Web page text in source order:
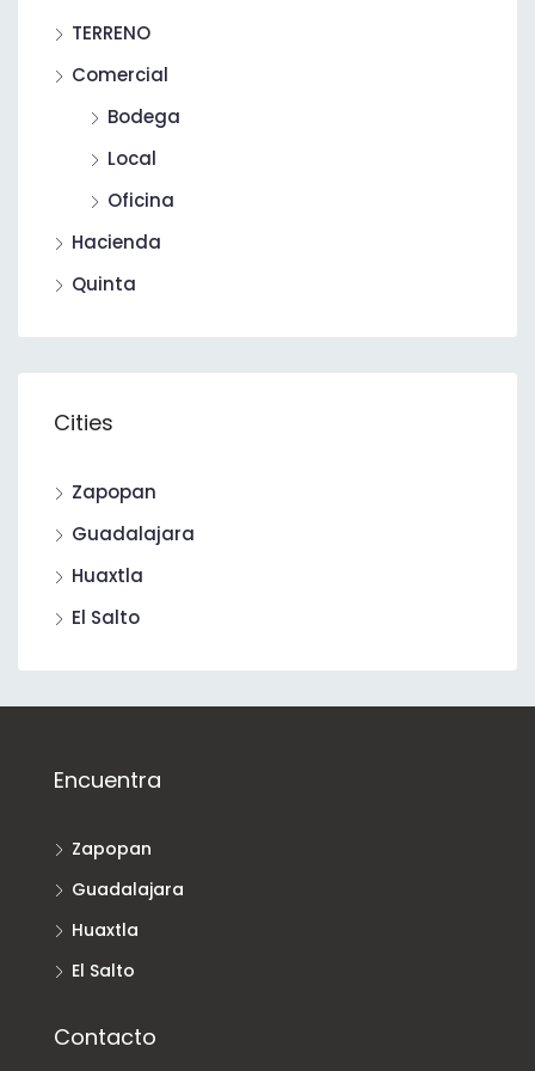
TERRENO
Comercial
Bodega
Local
Oficina
Hacienda
Quinta
Cities
Zapopan
Guadalajara
Huaxtla
El Salto
Encuentra
Zapopan
Guadalajara
Huaxtla
El Salto
Contacto